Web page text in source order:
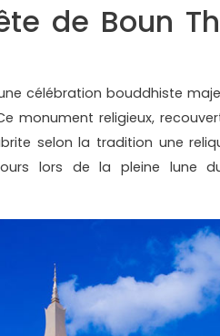
de Boun
célébration bouddhiste
monument religieux,
selon la tradition une
lors de la pleine lune